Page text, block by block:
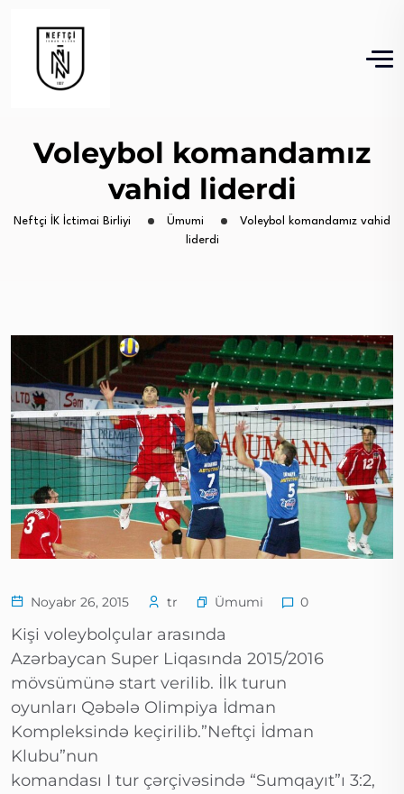
Voleybol komandamız
vahid liderdi
Neftçi İK İctimai Birliyi Ümumi
Voleybol komandamız vahid
liderdi
Noyabr 26, 2015 tr Ümumi 0
Kişi voleybolçular arasında
Azərbaycan Super Liqasında 2015/2016
mövsümünə start verilib. İlk turun
oyunları Qəbələ Olimpiya İdman
Kompleksində keçirilib.”Neftçi İdman
Klubu”nun
komandası I tur çərçivəsində “Sumqayıt”ı 3:2,